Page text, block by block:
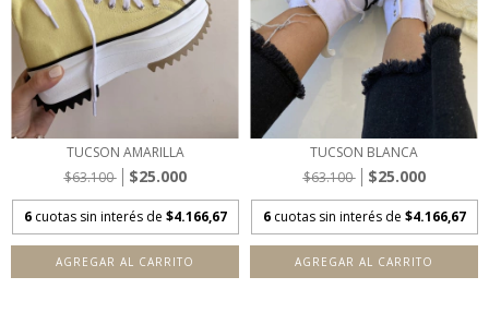
TUCSON AMARILLA
$63.100
$25.000
6 cuotas sin interés de $4.166,67
AGREGAR AL CARRITO
TUCSON BLANCA
$63.100
$25.000
6 cuotas sin interés de $4.166,67
AGREGAR AL CARRITO